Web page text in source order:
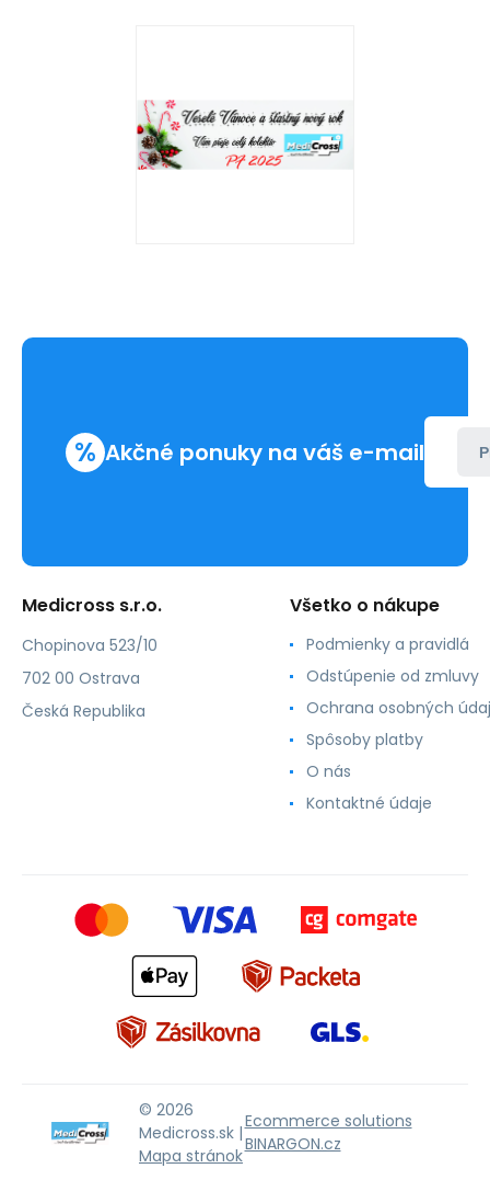
% Akčné ponuky na váš e-mail
Medicross s.r.o.
Chopinova 523/10
702 00 Ostrava
Česká Republika
Všetko o nákupe
Podmienky a pravidlá
Odstúpenie od zmluvy
Ochrana osobných
Spôsoby platby
O nás
Kontaktné údaje
© 2026
Medicross.sk |
Mapa stránok
Ecommerce solutions
BINARGON.cz